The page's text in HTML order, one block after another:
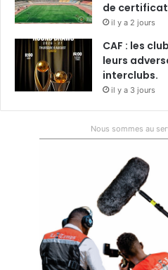
de
il y a 2 jours
CAF : les
leurs
interclubs.
il y a 3 jours
Nous sommes au